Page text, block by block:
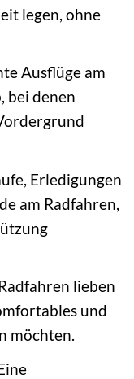
legen, ohne
Ausflüge am
bei denen
Erledigungen
am Radfahren,
lieben
und
möchten.